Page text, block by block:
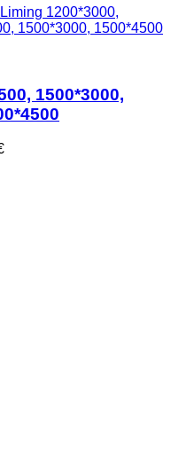
1200*3000,
1500*3000, 1500*4500
1500*3000,